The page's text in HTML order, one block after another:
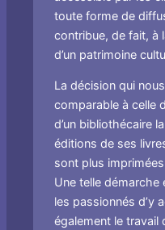
toute forme de
contribue, de fait, à
d’un patrimoine
La décision qui
comparable à celle
d’un bibliothécaire
éditions de ses
sont plus
Une telle démarche
les passionnés d’y
également le travail